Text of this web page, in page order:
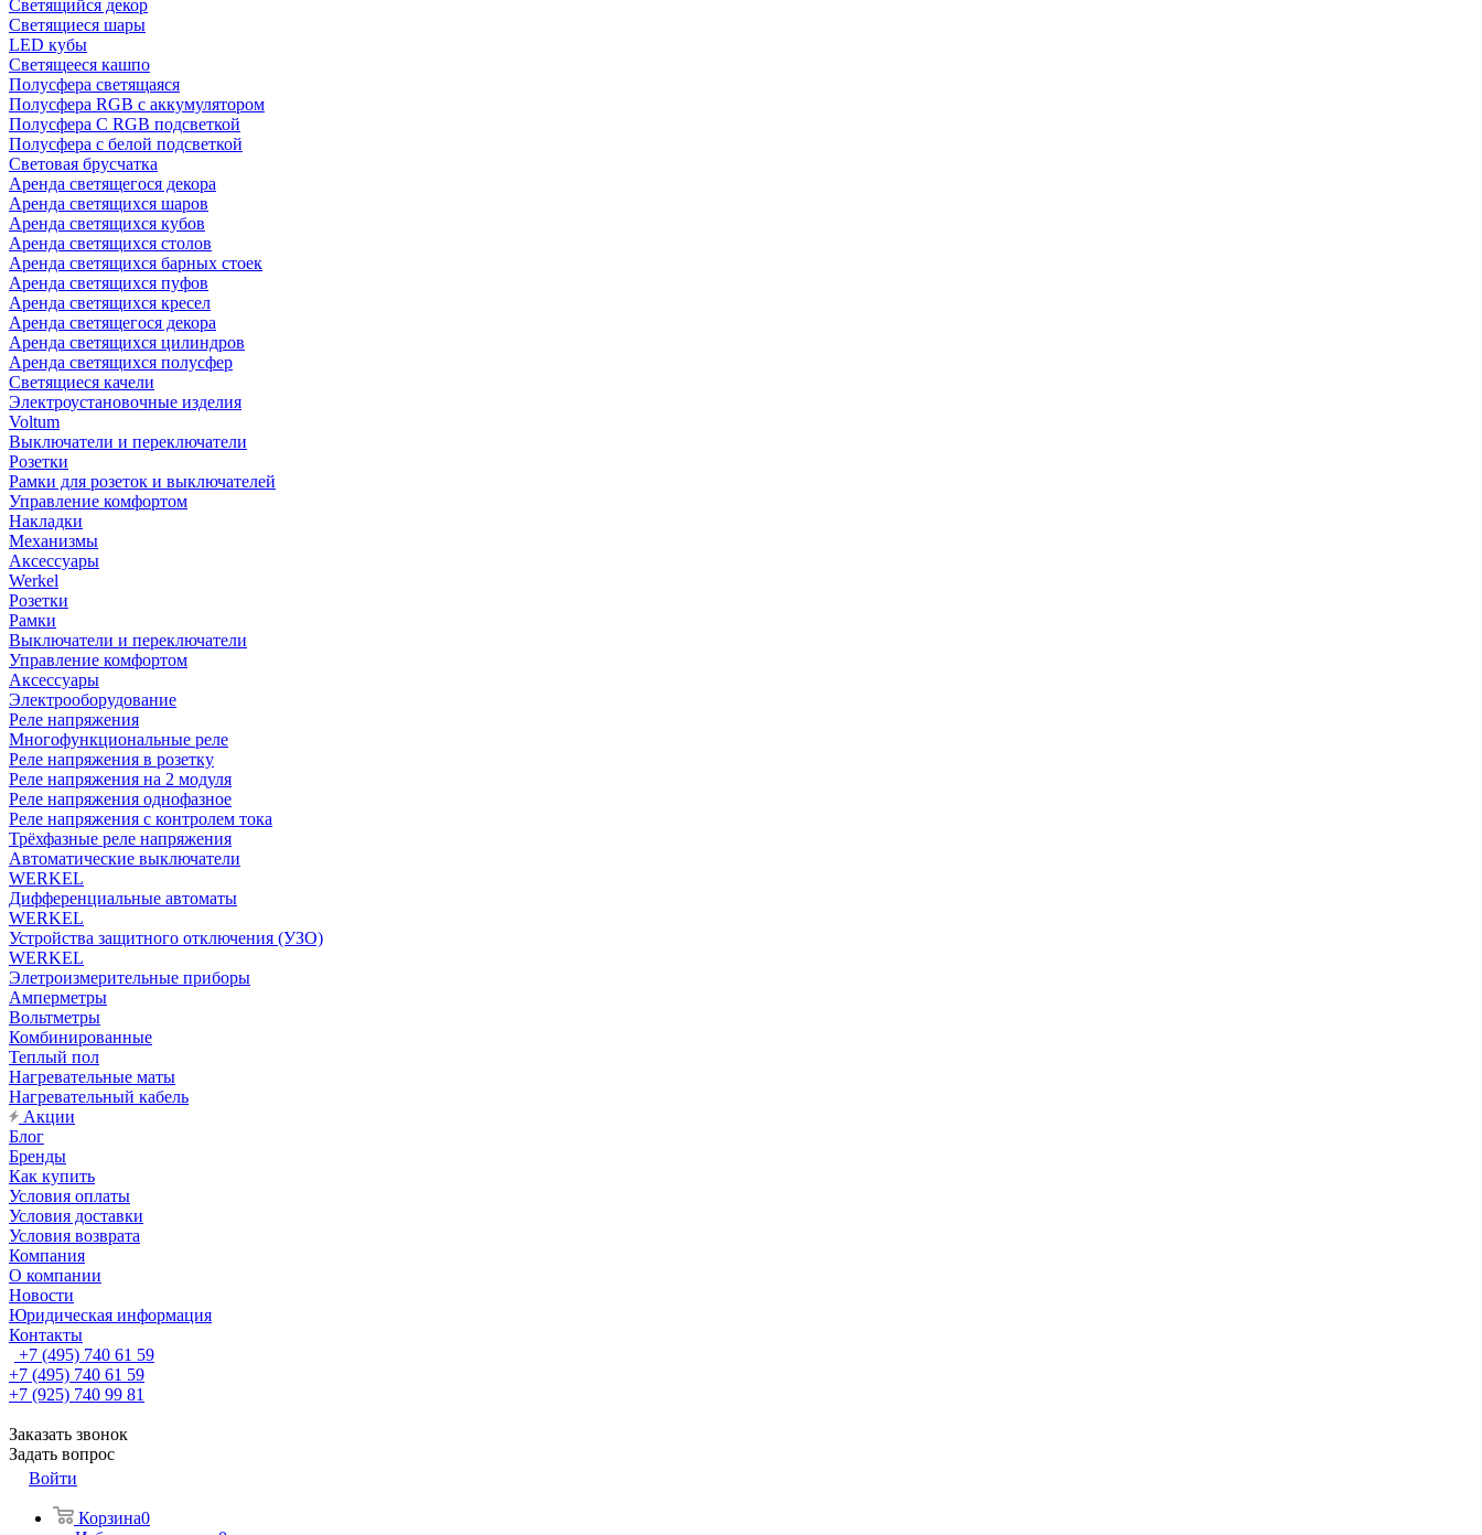
Светящийся декор
Светящиеся шары
LED кубы
Светящееся кашпо
Полусфера светящаяся
Полусфера RGB с аккумулятором
Полусфера С RGB подсветкой
Полусфера с белой подсветкой
Световая брусчатка
Аренда светящегося декора
Аренда светящихся шаров
Аренда светящихся кубов
Аренда светящихся столов
Аренда светящихся барных стоек
Аренда светящихся пуфов
Аренда светящихся кресел
Аренда светящегося декора
Аренда светящихся цилиндров
Аренда светящихся полусфер
Светящиеся качели
Электроустановочные изделия
Voltum
Выключатели и переключатели
Розетки
Рамки для розеток и выключателей
Управление комфортом
Накладки
Механизмы
Аксессуары
Werkel
Розетки
Рамки
Выключатели и переключатели
Управление комфортом
Аксессуары
Электрооборудование
Реле напряжения
Многофункциональные реле
Реле напряжения в розетку
Реле напряжения на 2 модуля
Реле напряжения однофазное
Реле напряжения с контролем тока
Трёхфазные реле напряжения
Автоматические выключатели
WERKEL
Дифференциальные автоматы
WERKEL
Устройства защитного отключения (УЗО)
WERKEL
Элетроизмерительные приборы
Амперметры
Вольтметры
Комбинированные
Теплый пол
Нагревательные маты
Нагревательный кабель
Акции
Блог
Бренды
Как купить
Условия оплаты
Условия доставки
Условия возврата
Компания
О компании
Новости
Юридическая информация
Контакты
+7 (495) 740 61 59
+7 (495) 740 61 59
+7 (925) 740 99 81
Заказать звонок
Задать вопрос
Войти
Корзина0